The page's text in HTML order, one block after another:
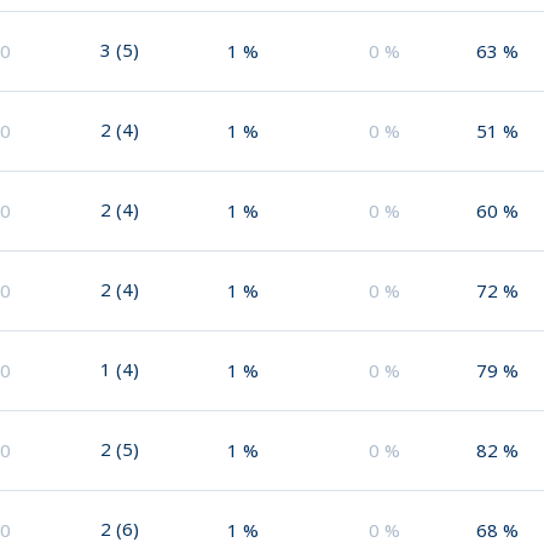
0 3 (5) 1 % 0 % 63 %
0 2 (4) 1 % 0 % 51 %
0 2 (4) 1 % 0 % 60 %
0 2 (4) 1 % 0 % 72 %
0 1 (4) 1 % 0 % 79 %
0 2 (5) 1 % 0 % 82 %
0 2 (6) 1 % 0 % 68 %